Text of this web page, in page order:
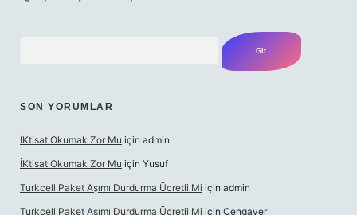
SON YORUMLAR
İKtisat Okumak Zor Mu için admin
İKtisat Okumak Zor Mu için Yusuf
Turkcell Paket Aşımı Durdurma Ücretli Mi için admin
Turkcell Paket Aşımı Durdurma Ücretli Mi için Cengaver